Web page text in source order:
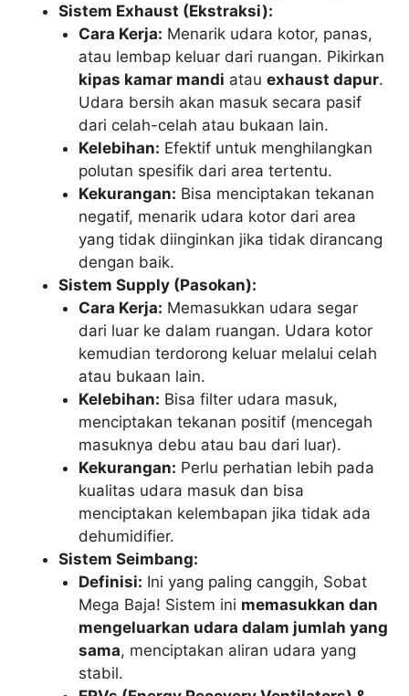
Sistem Exhaust (Ekstraksi):
Cara Kerja: Menarik udara kotor, panas,
atau lembap keluar dari ruangan. Pikirkan
kipas kamar mandi atauexhaust dapur.
Udara bersih akan masuk secara pasif
dari celah-celah atau bukaan lain.
Kelebihan: Efektif untuk menghilangkan
polutan spesifik dari area tertentu.
Kekurangan: Bisa menciptakan tekanan
negatif, menarik udara kotor dari area
yang tidak diinginkan jika tidak dirancang
dengan baik.
Sistem Supply (Pasokan):
Cara Kerja: Memasukkan udara segar
dari luar ke dalam ruangan. Udara kotor
kemudian terdorong keluar melalui celah
atau bukaan lain.
Kelebihan: Bisa filter udara masuk,
menciptakan tekanan positif (mencegah
masuknya debu atau bau dari luar).
Kekurangan: Perlu perhatian lebih pada
kualitas udara masuk dan bisa
menciptakan kelembapan jika tidak ada
dehumidifier.
Sistem Seimbang:
Definisi: Ini yang paling canggih, Sobat
Mega Baja! Sistem ini memasukkan dan
mengeluarkan udara dalam jumlah yang
sama, menciptakan aliran udara yang
stabil.